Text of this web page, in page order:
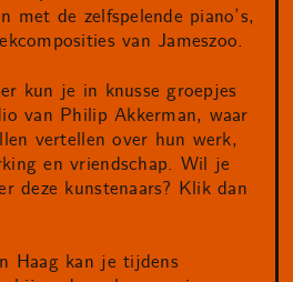
met de zelfspelende piano’s,
van Jameszoo.
kun je in knusse groepjes
van Philip Akkerman, waar
vertellen over hun werk,
en vriendschap. Wil je
deze kunstenaars? Klik dan
Haag kan je tijdens